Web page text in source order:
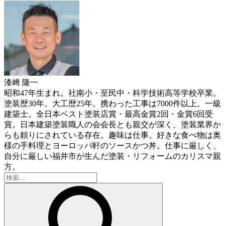
漆﨑 隆一
昭和47年生まれ。社南小・至民中・科学技術高等学校卒業。
塗装歴30年。大工歴25年。携わった工事は7000件以上。一級
建築士。全日本ベスト塗装店賞・最高金賞2回・金賞6回受
賞。日本建築塗装職人の会会長とも親交が深く、塗装業界か
らも頼りにされている存在。趣味は仕事。好きな食べ物は奥
様の手料理とヨーロッパ軒のソースかつ丼。仕事に厳しく、
自分に厳しい福井市が生んだ塗装・リフォームのカリスマ親
方。
検
索: